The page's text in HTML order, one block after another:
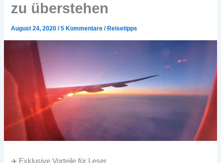
zu überstehen
August 24, 2020/5 Kommentare / Reisetipps
✈️ Exklusive Vorteile für Leser